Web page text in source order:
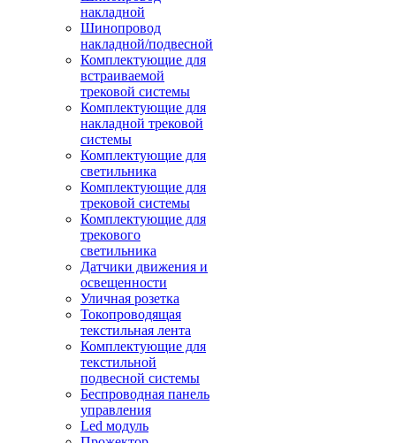
накладной
Шинопровод
накладной/подвесной
Комплектующие для
встраиваемой
трековой системы
Комплектующие для
накладной трековой
системы
Комплектующие для
светильника
Комплектующие для
трековой системы
Комплектующие для
трекового
светильника
Датчики движения и
освещенности
Уличная розетка
Токопроводящая
текстильная лента
Комплектующие для
текстильной
подвесной системы
Беспроводная панель
управления
Led модуль